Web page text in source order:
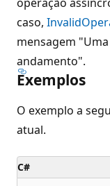
caso,
mensagem
andamento".
Exemplos
O exemplo a
atual.
C#